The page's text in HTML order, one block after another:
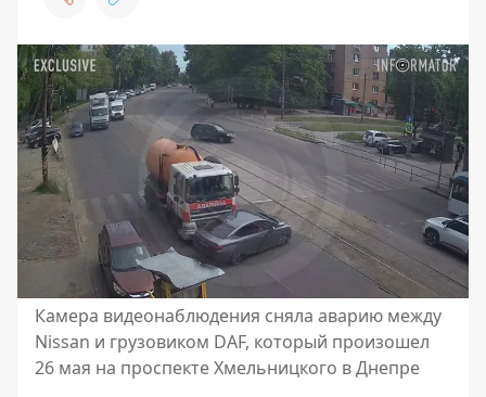
Камера видеонаблюдения сняла аварию между
Nissan и грузовиком DAF, который произошел
26 мая на проспекте Хмельницкого в Днепре